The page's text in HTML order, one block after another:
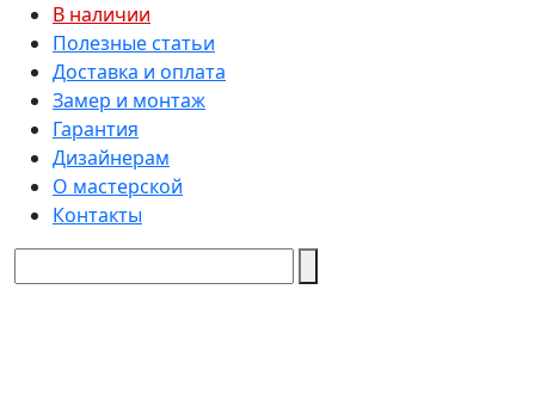
В наличии
Полезные статьи
Доставка и оплата
Замер и монтаж
Гарантия
Дизайнерам
О мастерской
Контакты